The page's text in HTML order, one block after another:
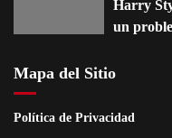
Harry
un
Mapa del Sitio
Política de Privacidad